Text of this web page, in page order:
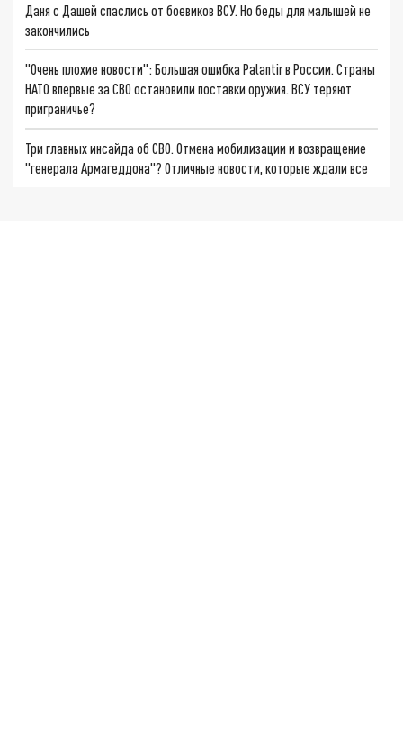
Даня с Дашей спаслись от боевиков ВСУ. Но беды для малышей не
закончились
"Очень плохие новости": Большая ошибка Palantir в России. Страны
НАТО впервые за СВО остановили поставки оружия. ВСУ теряют
приграничье?
Три главных инсайда об СВО. Отмена мобилизации и возвращение
"генерала Армагеддона"? Отличные новости, которые ждали все